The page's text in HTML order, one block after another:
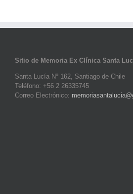
Sitio de Memoria Ex Clínica Santa
Santa Lucía Nº 162, Santiago de Chile
Teléfono: +56 2 26335745
Correo Electrónico: